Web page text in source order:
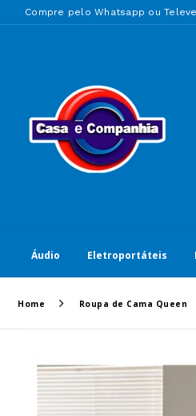
Compre pelo Whatsapp ou
Áudio Eletroportáteis
Home Roupa de Cama Queen